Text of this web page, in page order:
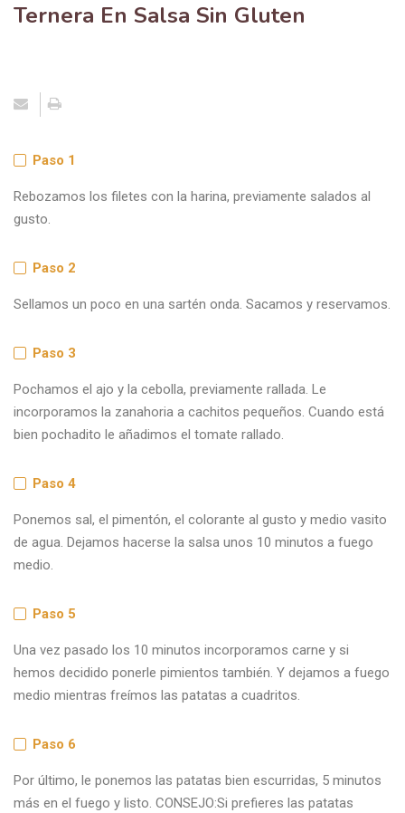
Ternera En Salsa Sin Gluten
Paso 1
Rebozamos los filetes con la harina, previamente salados al
gusto.
Paso 2
Sellamos un poco en una sartén onda. Sacamos y reservamos.
Paso 3
Pochamos el ajo y la cebolla, previamente rallada. Le
incorporamos la zanahoria a cachitos pequeños. Cuando está
bien pochadito le añadimos el tomate rallado.
Paso 4
Ponemos sal, el pimentón, el colorante al gusto y medio vasito
de agua. Dejamos hacerse la salsa unos 10 minutos a fuego
medio.
Paso 5
Una vez pasado los 10 minutos incorporamos carne y si
hemos decidido ponerle pimientos también. Y dejamos a fuego
medio mientras freímos las patatas a cuadritos.
Paso 6
Por último, le ponemos las patatas bien escurridas, 5 minutos
más en el fuego y listo. CONSEJO:Si prefieres las patatas